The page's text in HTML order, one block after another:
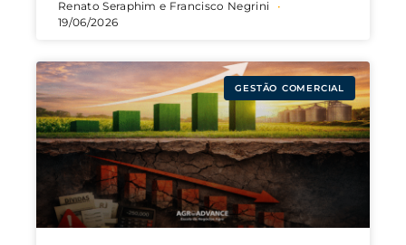
Renato Seraphim e Francisco Negrini
19/06/2026
GESTÃO COMERCIAL